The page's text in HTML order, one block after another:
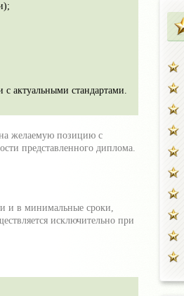
с актуальными стандартами.
желаемую позицию с
представленного диплома.
и в минимальные сроки,
исключительно при